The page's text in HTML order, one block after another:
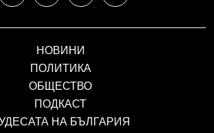
НОВИНИ
ПОЛИТИКА
ОБЩЕСТВО
ПОДКАСТ
НА БЪЛГАРИЯ